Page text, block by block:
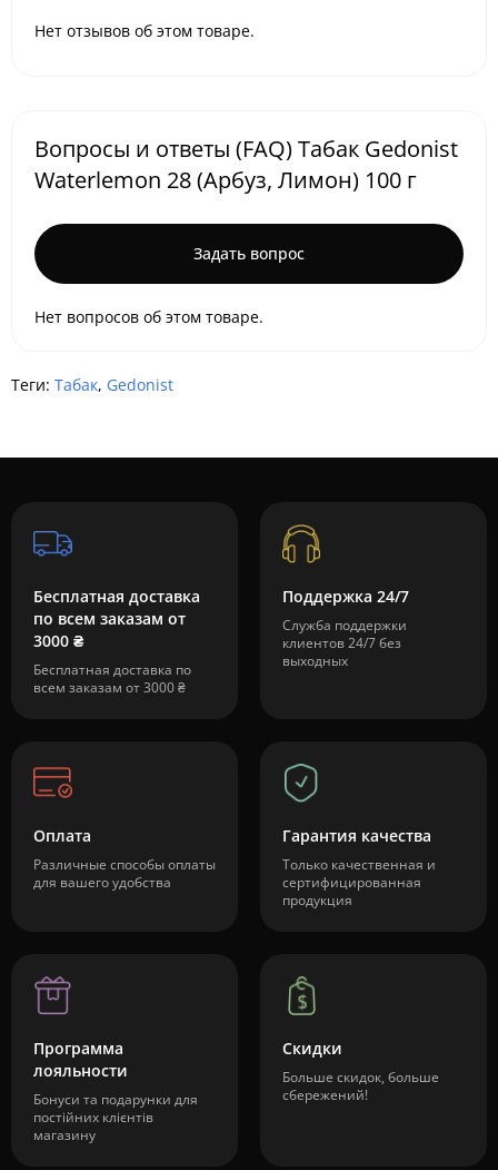
Нет отзывов об этом товаре.
Вопросы и ответы (FAQ) Табак Gedonist
Waterlemon 28 (Арбуз, Лимон) 100 г
Задать вопрос
Нет вопросов об этом товаре.
Теги: Табак, Gedonist
Бесплатная доставка
по всем заказам от
3000 ₴
Бесплатная доставка по
всем заказам от 3000 ₴
Поддержка 24/7
Служба поддержки
клиентов 24/7 без
выходных
Оплата
Различные способы оплаты
для вашего удобства
Гарантия качества
Только качественная и
сертифицированная
продукция
Программа
лояльности
Бонуси та подарунки для
постійних клієнтів
магазину
Скидки
Больше скидок, больше
сбережений!